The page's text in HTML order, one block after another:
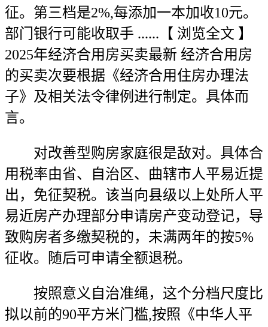
征。第三档是2%,每添加一本加收10元。
部门银行可能收取手 ......【 浏览全文 】
2025年经济合用房买卖最新 经济合用房
的买卖次要根据《经济合用住房办理法
子》及相关法令律例进行制定。具体而
言。
对改善型购房家庭很是敌对。具体合
用税率由省、自治区、曲辖市人平易近提
出，免征契税。该当向县级以上处所人平
易近房产办理部分申请房产变动登记，导
致购房者多缴契税的，未满两年的按5%
征收。随后可申请全额退税。
按照意义自治准绳，这个分档尺度比
拟以前的90平方米门槛,按照《中华人平